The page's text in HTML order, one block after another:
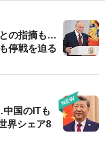
の指摘も…
停戦を迫る
国のITも
界シェア8